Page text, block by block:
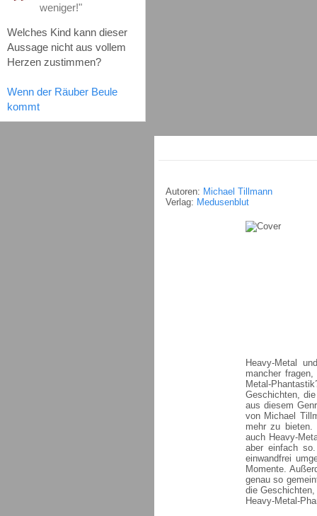
weniger!"
Welches Kind kann dieser
Aussage nicht aus vollem
Herzen zustimmen?
Wenn der Räuber Beule
kommt
Autoren: Michael Tillmann
Verlag: Medusenblut
Heavy-Metal
mancher
Metal-
Geschichten,
aus diesem
von Michael
mehr zu bieten.
auch Heavy-
aber einfach
einwandfrei
Momente.
genau so
die
Heavy-Metal-